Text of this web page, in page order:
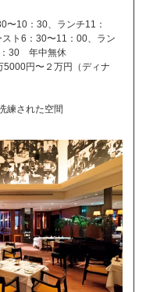
〜10：30、ランチ11：
ト6：30〜11：00、ラン
30 年中無休
円〜２万円（ディナ
練された空間